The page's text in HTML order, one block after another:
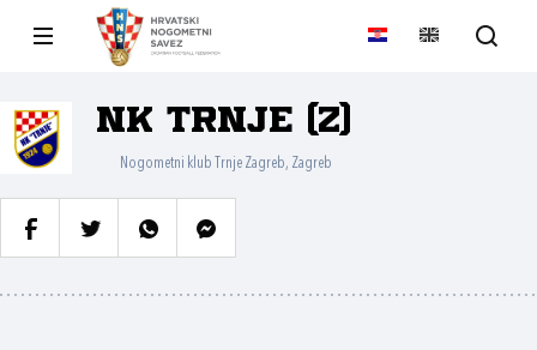
NK Trnje (Z)
Nogometni klub Trnje Zagreb, Zagreb